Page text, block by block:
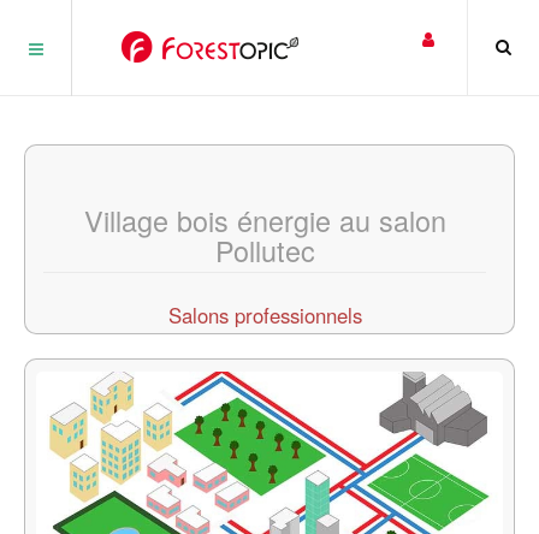
Village bois énergie au salon
Pollutec
Salons professionnels